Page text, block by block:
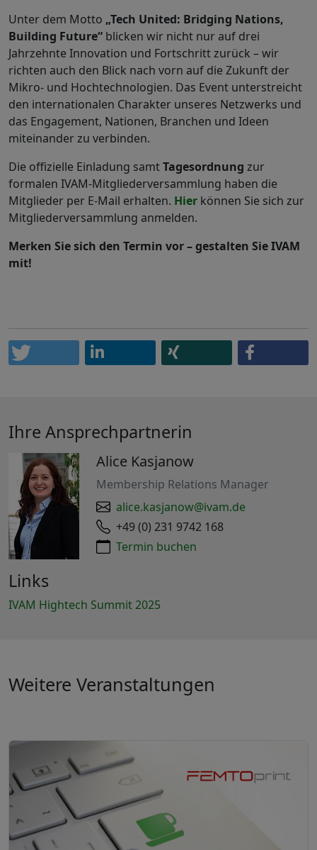
Unter dem Motto „Tech United: Bridging Nations,
Building Future“ blicken wir nicht nur auf drei
Jahrzehnte Innovation und Fortschritt zurück – wir
richten auch den Blick nach vorn auf die Zukunft der
Mikro- und Hochtechnologien. Das Event unterstreicht
den internationalen Charakter unseres Netzwerks und
das Engagement, Nationen, Branchen und Ideen
miteinander zu verbinden.
Die offizielle Einladung samtTagesordnung zur
formalen IVAM-Mitgliederversammlung haben die
Mitglieder per E-Mail erhalten. Hier können Sie sich zur
Mitgliederversammlung anmelden.
Merken Sie sich den Termin vor – gestalten Sie IVAM
mit!
Ihre Ansprechpartnerin
Alice Kasjanow
Membership Relations Manager
alice.kasjanow@ivam.de
+49 (0) 231 9742 168
Termin buchen
Links
IVAM Hightech Summit 2025
Weitere Veranstaltungen